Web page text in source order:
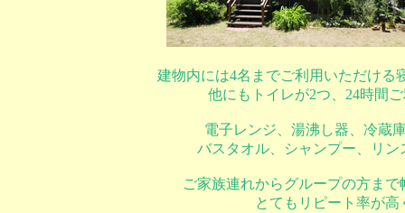
建物内には4名までご利用いただける
他にもトイレが2つ、24時間
電子レンジ、湯沸し器、冷蔵
バスタオル、シャンプー、リ
ご家族連れからグループの方ま
とてもリピート率が